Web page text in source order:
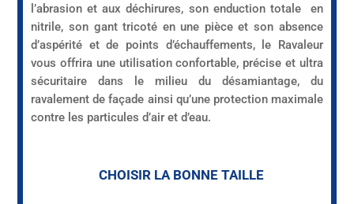
l’abrasion et aux déchirures, son enduction totale en
nitrile, son gant tricoté en une pièce et son absence
d’aspérité et de points d’échauffements, le Ravaleur
vous offrira une utilisation confortable, précise et ultra
sécuritaire dans le milieu du désamiantage, du
ravalement de façade ainsi qu’une protection maximale
contre les particules d’air et d’eau.
CHOISIR LA BONNE TAILLE